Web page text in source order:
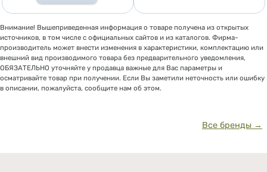
Внимание! Вышеприведенная информация о товаре получена из открытых
источников, в том числе с официальных сайтов и из каталогов. Фирма-
производитель может внести изменения в характеристики, комплектацию или
внешний вид производимого товара без предварительного уведомления,
ОБЯЗАТЕЛЬНО уточняйте у продавца важные для Вас параметры и
осматривайте товар при получении. Если Вы заметили неточность или ошибку
в описании, пожалуйста, сообщите нам об этом.
Все бренды →